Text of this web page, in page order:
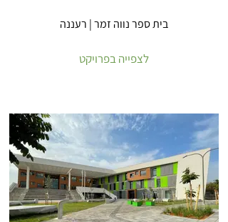
בית ספר נווה זמר | רעננה
לצפייה בפרויקט